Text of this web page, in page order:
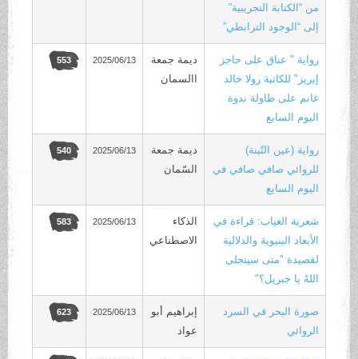
من “الكتابة التجريبية”
إلى “الوجود الترابطي”
رواية " عناق على حاجز
إيريز" للكاتبة رولا خالد
غانم على طاولة ندوة
اليوم السابع
ديمة جمعة
االسمان
2025/06/13
553
رواية (عين التّينة)
للروائي صافي صافي في
اليوم السايع
ديمة جمعة
السّمان
2025/06/13
540
شعرية الغياب: قراءة في
الأبعاد البنيوية والدلالية
لقصيدة "متى سيتجلى
اللهُ يا جبريل؟"
الذكاء
الاصطناعي
2025/06/13
583
صورة البحر في السرد
الروائي
إبراهيم أبو
عواد
2025/06/13
623